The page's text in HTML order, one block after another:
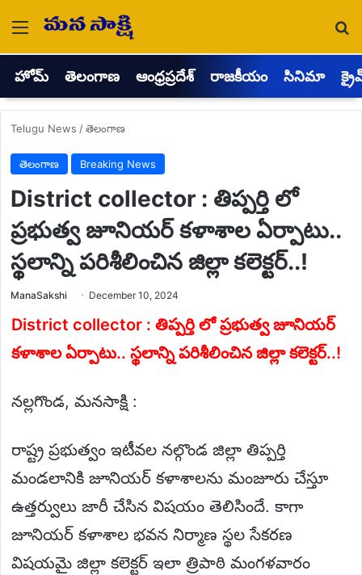
Menu
హోమ్ తెలంగాణ ఆంధ్రప్రదేశ్ రాజకీయం సినిమా
Telugu News /తెలంగాణ
తెలంగాణ Breaking News
District collector : తిప్పర్తి లో
ప్రభుత్వ జూనియర్ కళాశాల ఏర్పాటు..
స్థలాన్ని పరిశీలించిన జిల్లా కలెక్టర్..!
ManaSakshiSend December 10, 2024
District collector : తిప్పర్తి లో ప్రభుత్వ జూనియర్
కళాశాల ఏర్పాటు.. స్థలాన్ని పరిశీలించిన జిల్లా కలెక్టర్..!
నల్లగొండ, మనసాక్షి :
రాష్ట్ర ప్రభుత్వం ఇటీవల నల్గొండ జిల్లా తిప్పర్తి
మండలానికి జూనియర్ కళాశాలను మంజూరు చేస్తూ
ఉత్తర్వులు జారీ చేసిన విషయం తెలిసిందే. కాగా
జూనియర్ కళాశాల భవన నిర్మాణ స్థల సేకరణ
విషయమై జిల్లా కలెక్టర్ ఇలా త్రిపాఠి మంగళవారం